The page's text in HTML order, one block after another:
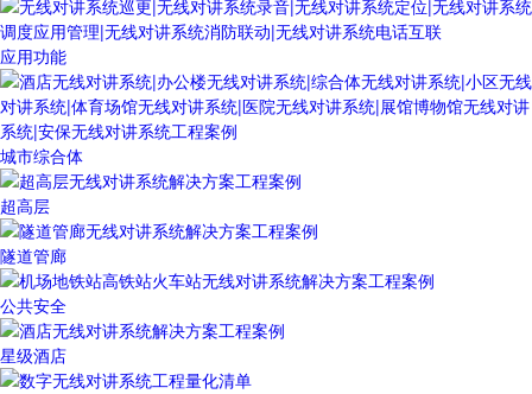
应用功能
城市综合体
超高层
隧道管廊
公共安全
星级酒店